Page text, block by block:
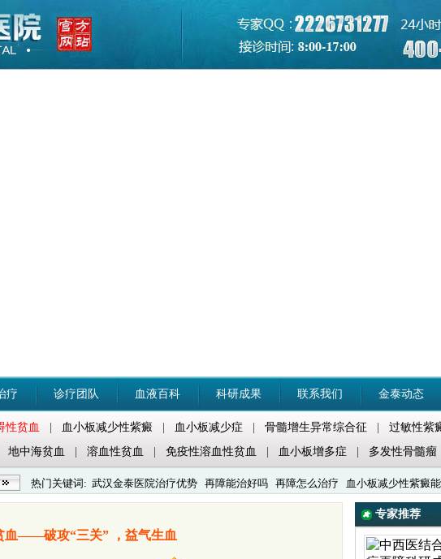
疗 诊疗团队 血液百科 科研成果 联系我们 金泰动态
性贫血 血小板减少性紫癜 血小板减少症 骨髓增生异常综合征 过敏性紫
地中海贫血 溶血性贫血 免疫性溶血性贫血 血小板增多症 多发性骨髓瘤
热门关键词: 武汉金泰医院治疗优势 再障能治好吗 再障怎么治疗 血小板减少性紫癜
血——破攻“三关” ，益气生血
专家推荐